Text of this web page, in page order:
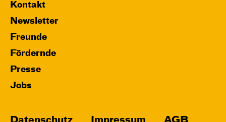
Kontakt
Newsletter
Freunde
Fördernde
Presse
Jobs